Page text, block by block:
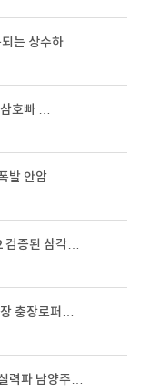
는 상수하…
호빠 …
발 안암…
검증된 삼각…
충장로퍼…
력파 남양주…